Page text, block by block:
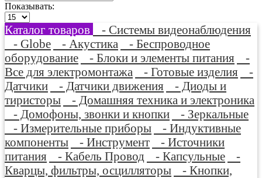
Показывать:
Каталог товаров
- Системы видеонаблюдения
- Globe
- Акустика
- Беспроводное
оборудование
- Блоки и элементы питания
-
Все для электромонтажа
- Готовые изделия
-
Датчики
- Датчики движения
- Диоды и
тиристоры
- Домашняя техника и электроника
- Домофоны, звонки и кнопки
- Зеркальные
- Измерительные приборы
- Индуктивные
компоненты
- Инструмент
- Источники
питания
- Кабель Провод - Капсульные
-
Кварцы, фильтры, осцилляторы
- Кнопки,